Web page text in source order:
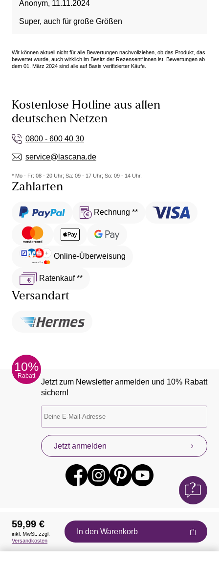
Anonym, 11.11.2024
Super, auch für große Größen
Wir können aktuell nicht für alle Bewertungen nachvollziehen, ob das Produkt, das
bewertet wurde, auch wirklich im Besitz der Rezensent*innen ist. Bewertungen ab
dem 01. März 2024 sind alle auf Basis verifizierter Käufe.
Kostenlose Hotline aus allen
deutschen Netzen
0800 - 600 40 30
service@lascana.de
* Mo - Fr: 08 - 20 Uhr; Sa: 09 - 17 Uhr; So: 09 - 14 Uhr.
Zahlarten
Rechnung **
Online-Überweisung
Ratenkauf **
Versandart
10%
Rabatt
Jetzt zum Newsletter anmelden und 10% Rabatt
sichern!
Jetzt anmelden
Auszeichnungen
59,99 €
inkl. MwSt. zzgl.
Versandkosten
In den Warenkorb